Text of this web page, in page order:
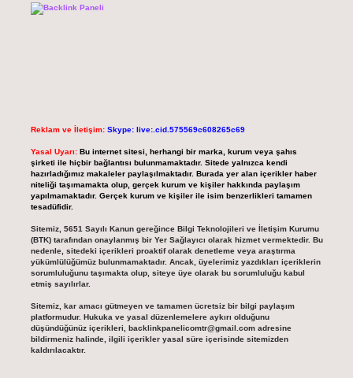
Reklam ve İletişim: Skype: live:.cid.575569c608265c69
Yasal Uyarı: Bu internet sitesi, herhangi bir marka, kurum veya şahıs
şirketi ile hiçbir bağlantısı bulunmamaktadır. Sitede yalnızca kendi
hazırladığımız makaleler paylaşılmaktadır. Burada yer alan içerikler haber
niteliği taşımamakta olup, gerçek kurum ve kişiler hakkında paylaşım
yapılmamaktadır. Gerçek kurum ve kişiler ile isim benzerlikleri tamamen
tesadüfidir.
Sitemiz, 5651 Sayılı Kanun gereğince Bilgi Teknolojileri ve İletişim Kurumu
(BTK) tarafından onaylanmış bir Yer Sağlayıcı olarak hizmet vermektedir. Bu
nedenle, sitedeki içerikleri proaktif olarak denetleme veya araştırma
yükümlülüğümüz bulunmamaktadır. Ancak, üyelerimiz yazdıkları içeriklerin
sorumluluğunu taşımakta olup, siteye üye olarak bu sorumluluğu kabul
etmiş sayılırlar.
Sitemiz, kar amacı gütmeyen ve tamamen ücretsiz bir bilgi paylaşım
platformudur. Hukuka ve yasal düzenlemelere aykırı olduğunu
düşündüğünüz içerikleri, backlinkpanelicomtr@gmail.comadresine
bildirmeniz halinde, ilgili içerikler yasal süre içerisinde sitemizden
kaldırılacaktır.